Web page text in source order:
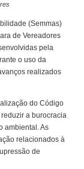
(Semmas)
de Vereadores
pela
o uso da
realizados
do Código
a burocracia
ambiental. As
relacionados à
de